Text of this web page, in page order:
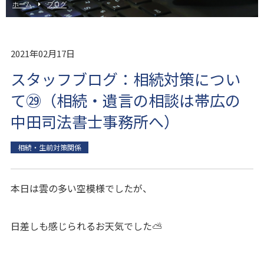
ホーム ブログ
2021年02月17日
スタッフブログ：相続対策につい
て㉙（相続・遺言の相談は帯広の
中田司法書士事務所へ）
相続・生前対策関係
本日は雲の多い空模様でしたが、
日差しも感じられるお天気でした⛅